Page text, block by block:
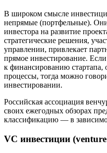
В широком смысле
непрямые (портфельные).
инвестора на развитие
стратегические решения,
управлении, привлекает
прямое инвестирование.
к финансированию стартапа,
процессы, тогда можно
инвестировании.
Российская ассоциация
своих ежегодных обзорах
классификацию — в
VC инвестиции